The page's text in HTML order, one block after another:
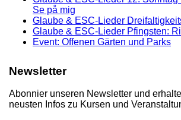
Se på mig
Glaube & ESC-Lieder
Glaube & ESC-Lieder Pfingsten:
Event: Offenen Gärten und Parks
Newsletter
Abonnier unseren Newsletter und
neusten Infos zu Kursen und